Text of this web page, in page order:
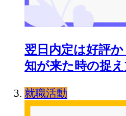
翌日内定は好評
知が来た時の捉
就職活動